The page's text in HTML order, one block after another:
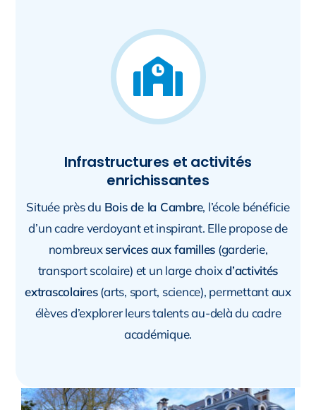
Infrastructures et activités
enrichissantes
Située près du Bois de la Cambre, l’école bénéficie
d’un cadre verdoyant et inspirant. Elle propose de
nombreuxservices aux familles (garderie,
transport scolaire) et un large choixd’activités
extrascolaires(arts, sport, science), permettant aux
élèves d’explorer leurs talents au-delà du cadre
académique.